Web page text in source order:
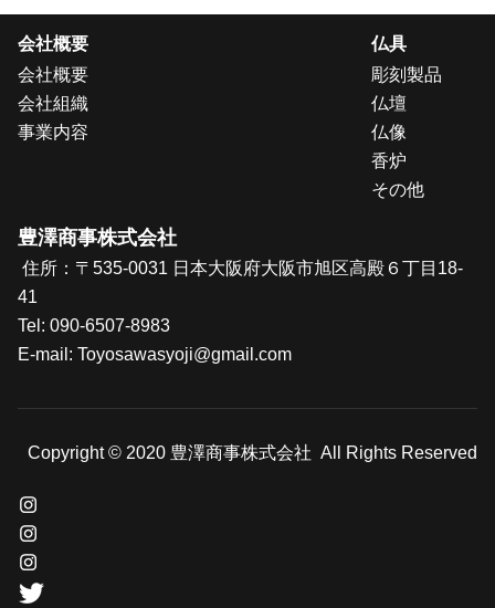
会社概要
会社概要
会社組織
事業内容
仏具
彫刻製品
仏壇
仏像
香炉
その他
豊澤商事株式会社
住所：〒535-0031 日本大阪府大阪市旭区高殿６丁目18-
41
Tel: 090-6507-8983
E-mail: Toyosawasyoji@gmail.com
Copyright © 2020 豊澤商事株式会社 All Rights Reserved